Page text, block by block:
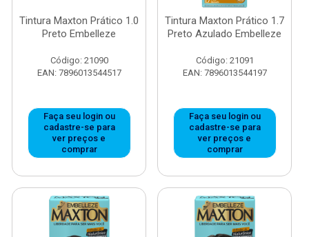
Tintura Maxton Prático 1.0
Preto Embelleze
Código: 21090
EAN: 7896013544517
Faça seu login ou
cadastre-se para
ver preços e
comprar
Tintura Maxton Prático 1.7
Preto Azulado Embelleze
Código: 21091
EAN: 7896013544197
Faça seu login ou
cadastre-se para
ver preços e
comprar